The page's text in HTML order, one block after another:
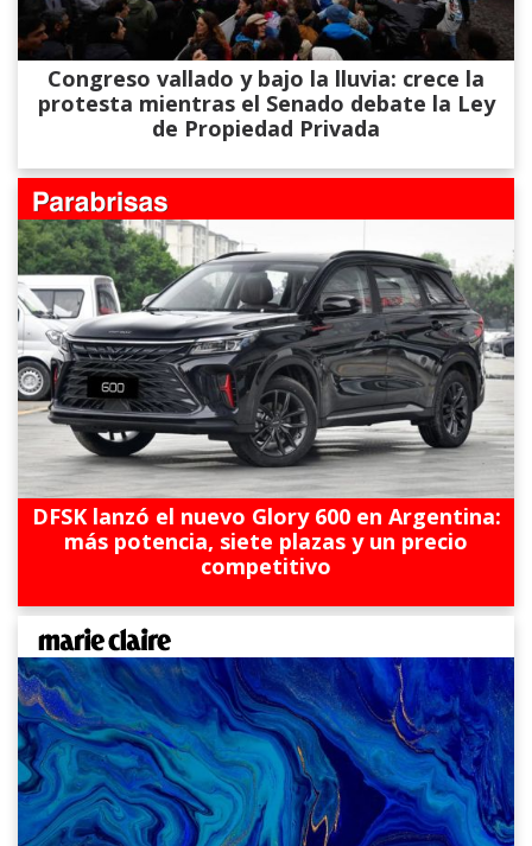
Congreso vallado y bajo la lluvia: crece la
protesta mientras el Senado debate la Ley
de Propiedad Privada
DFSK lanzó el nuevo Glory 600 en Argentina:
más potencia, siete plazas y un precio
competitivo